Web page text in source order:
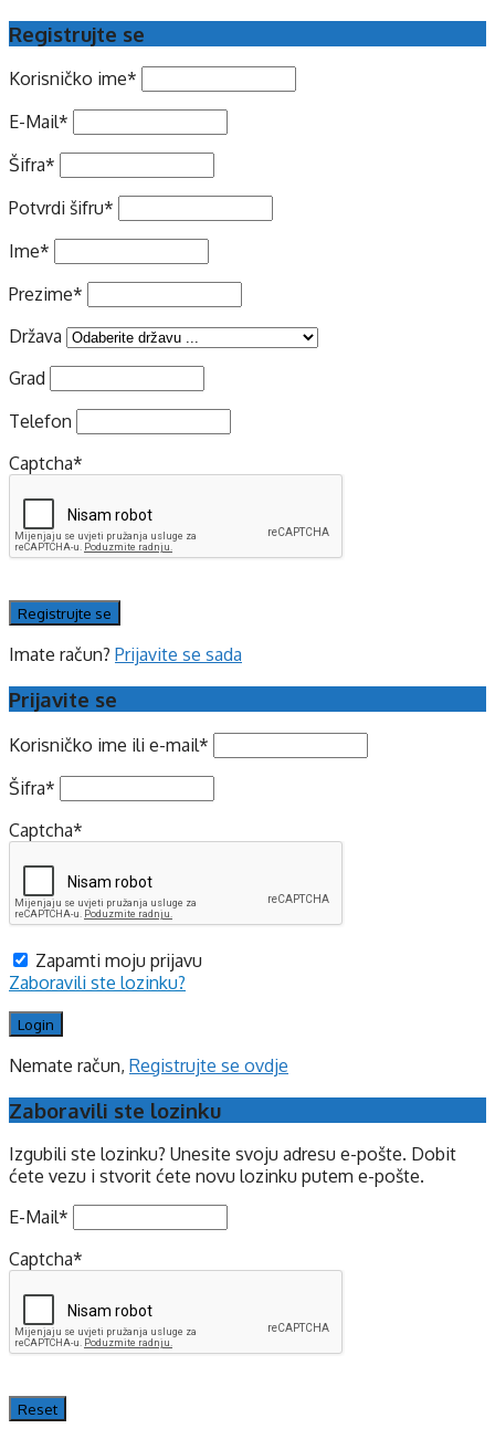
Registrujte se
Korisničko ime*
E-Mail*
Šifra*
Potvrdi šifru*
Ime*
Prezime*
Država
Grad
Telefon
Captcha*
Imate račun? Prijavite se sada
Prijavite se
Korisničko ime ili e-mail*
Šifra*
Captcha*
Zapamti moju prijavu
Zaboravili ste lozinku?
Nemate račun, Registrujte se ovdje
Zaboravili ste lozinku
Izgubili ste lozinku? Unesite svoju adresu e-pošte. Dobit
ćete vezu i stvorit ćete novu lozinku putem e-pošte.
E-Mail*
Captcha*